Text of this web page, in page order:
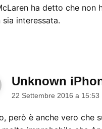
ha detto che
interessata.
Unknown
22 Settembre 2016 a 15:53
però è anche vero che